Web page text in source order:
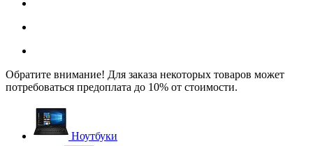
Обратите внимание! Для заказа некоторых товаров может
потребоваться предоплата до 10% от стоимости.
Ноутбуки